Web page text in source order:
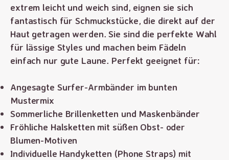
extrem leicht und weich sind, eignen sie sich
fantastisch für Schmuckstücke, die direkt auf der
Haut getragen werden. Sie sind die perfekte Wahl
für lässige Styles und machen beim Fädeln
einfach nur gute Laune. Perfekt geeignet für:
Angesagte Surfer-Armbänder im bunten
Mustermix
Sommerliche Brillenketten und Maskenbänder
Fröhliche Halsketten mit süßen Obst- oder
Blumen-Motiven
Individuelle Handyketten (Phone Straps) mit